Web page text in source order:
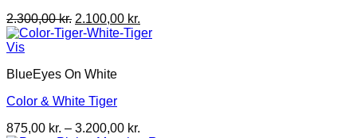
2.300,00kr. Den
oprindelige
2.300,00 kr..
2.100,00 kr.
aktuelle
Vis
BlueEyes On White
Color & White Tiger
875,00 kr. – 3.200,00 kr.